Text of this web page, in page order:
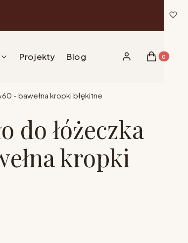
Projekty Blog Zaloguj sięProdukty
Koszyk
- bawełna kropki błękitne
do łóżeczka
kropki